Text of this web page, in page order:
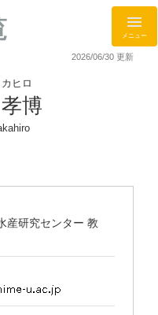
メニュー
2026/06/30 更新
ヒロ
博
産研究センター 教